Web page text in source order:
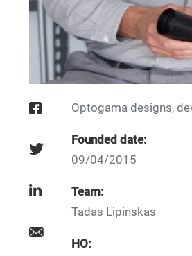
Optogama designs,
Founded date:
09/04/2015
Team:
Tadas Lipinskas
HO: